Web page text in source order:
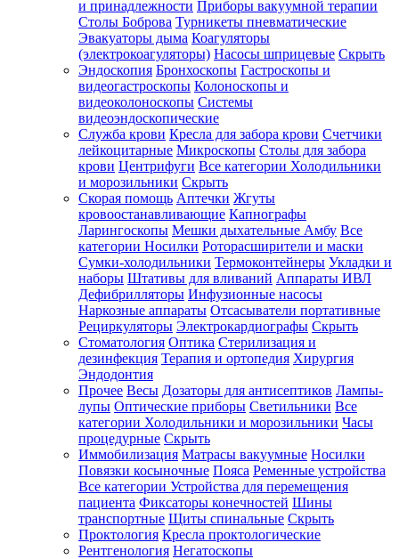
и принадлежности Приборы вакуумной терапии
Столы Боброва Турникеты пневматические
Эвакуаторы дыма Коагуляторы
(электрокоагуляторы) Насосы шприцевые Скрыть
Эндоскопия Бронхоскопы Гастроскопы и
видеогастроскопы Колоноскопы и
видеоколоноскопы Системы
видеоэндоскопические
Служба крови Кресла для забора крови Счетчики
лейкоцитарные Микроскопы Столы для забора
крови Центрифуги Все категории Холодильники
и морозильники Скрыть
Скорая помощь Аптечки Жгуты
кровоостанавливающие Капнографы
Ларингоскопы Мешки дыхательные Амбу Все
категории Носилки Роторасширители и маски
Сумки-холодильники Термоконтейнеры Укладки и
наборы Штативы для вливаний Аппараты ИВЛ
Дефибрилляторы Инфузионные насосы
Наркозные аппараты Отсасыватели портативные
Рециркуляторы Электрокардиографы Скрыть
Стоматология Оптика Стерилизация и
дезинфекция Терапия и ортопедия Хирургия
Эндодонтия
Прочее Весы Дозаторы для антисептиков Лампы-
лупы Оптические приборы Светильники Все
категории Холодильники и морозильники Часы
процедурные Скрыть
Иммобилизация Матрасы вакуумные Носилки
Повязки косыночные Пояса Ременные устройства
Все категории Устройства для перемещения
пациента Фиксаторы конечностей Шины
транспортные Щиты спинальные Скрыть
Проктология Кресла проктологические
Рентгенология Негатоскопы